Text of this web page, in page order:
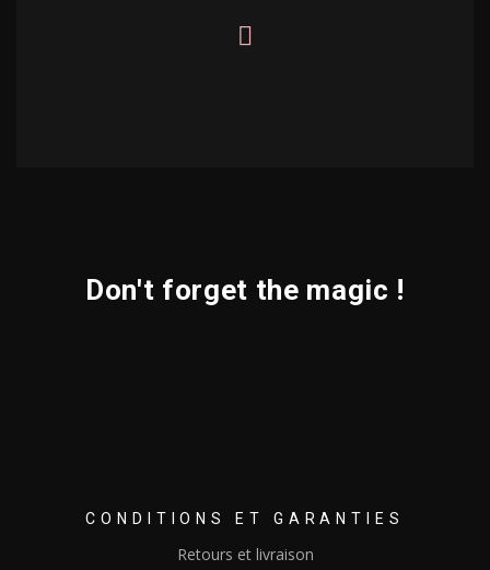
Don't forget the magic !
CONDITIONS ET GARANTIES
Retours et livraison